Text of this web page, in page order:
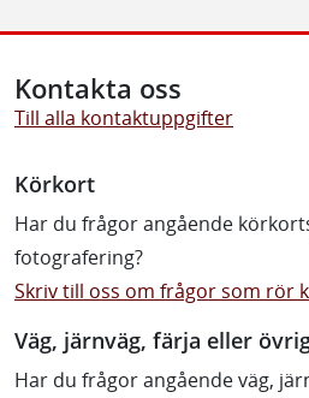
Kontakta oss
Till alla kontaktuppgifter
Körkort
Har du frågor angående
fotografering?
Skriv till oss om frågor som rör
Väg, järnväg, färja eller
Har du frågor angående väg,